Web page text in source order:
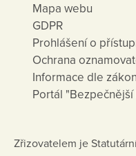
Mapa webu
GDPR
Prohlášení o
Ochrana
Informace dle
Portál "Bezpečnější
Zřizovatelem je